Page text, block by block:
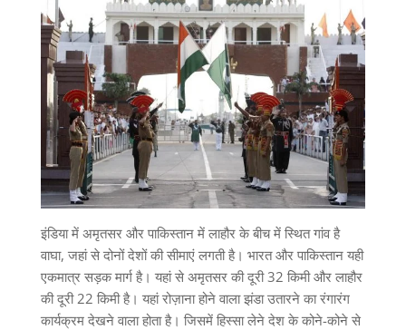
इंडिया में अमृतसर और पाकिस्तान में लाहौर के बीच में स्थित गांव है
वाघा, जहां से दोनों देशों की सीमाएं लगती है। भारत और पाकिस्तान यही
एकमात्र सड़क मार्ग है। यहां से अमृतसर की दूरी 32 किमी और लाहौर
की दूरी 22 किमी है। यहां रोज़ाना होने वाला झंडा उतारने का रंगारंग
कार्यक्रम देखने वाला होता है। जिसमें हिस्सा लेने देश के कोने-कोने से